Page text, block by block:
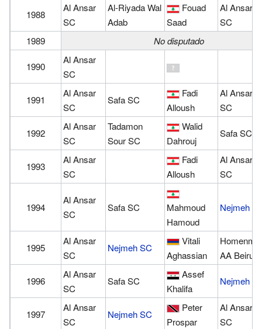
1988
Al Ansar
SC
Al-Riyada Wal
Adab
Fouad
Saad
Al Ansar
SC
1989
No disputado
1990
Al Ansar
SC
1991
Al Ansar
SC
Safa SC
Fadi
Alloush
Al Ansar
SC
1992
Al Ansar
SC
Tadamon
Sour SC
Walid
Dahrouj
Safa SC
1993
Al Ansar
SC
Fadi
Alloush
Al Ansar
SC
1994
Al Ansar
SC
Safa SC
Mahmoud
Hamoud
Nejmeh
1995
Al Ansar
SC
Nejmeh SC
Vitali
Aghassian
AA Beirut
1996
Al Ansar
SC
Safa SC
Assef
Khalifa
Nejmeh
1997
Al Ansar
SC
Nejmeh SC
Peter
Prospar
Al Ansar
SC